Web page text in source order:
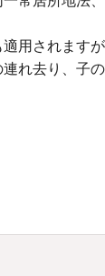
用されますが
れ去り、子